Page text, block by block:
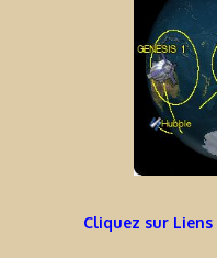
Cliquez sur